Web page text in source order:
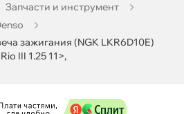
Запчасти и инструмент
зажигания (NGK LKR6D10E)
III 1.25 11>,
Сегодня, 07.08 (при заказе от 2000₽)